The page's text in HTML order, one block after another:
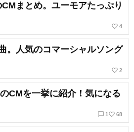
まとめ。ユーモアたっぷり
favorite_border 4
。人気のコマーシャルソング
favorite_border 2
CMを一挙に紹介！気になる
chat_bubble_outline 1 favorite_border 68